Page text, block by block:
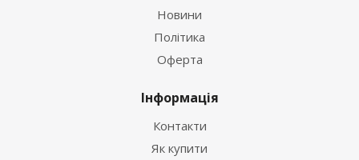
Новини
Політика
Оферта
Інформація
Контакти
Як купити